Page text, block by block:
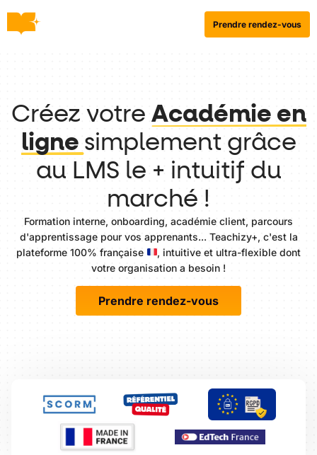
Prendre rendez-vous
Créez votre Académie en
ligne simplement grâce
au LMS le + intuitif du
marché !
Formation interne, onboarding, académie client, parcours
d'apprentissage pour vos apprenants... Teachizy+, c'est la
plateforme 100% française
, intuitive et ultra-flexible dont
votre organisation a besoin !
Prendre rendez-vous